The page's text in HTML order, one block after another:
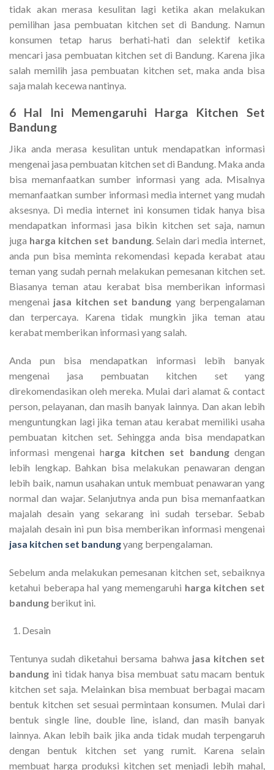
tidak akan merasa kesulitan lagi ketika akan melakukan
pemilihan jasa pembuatan kitchen set di Bandung. Namun
konsumen tetap harus berhati-hati dan selektif ketika
mencari jasa pembuatan kitchen set di Bandung. Karena jika
salah memilih jasa pembuatan kitchen set, maka anda bisa
saja malah kecewa nantinya.
6 Hal Ini Memengaruhi Harga Kitchen Set
Bandung
Jika anda merasa kesulitan untuk mendapatkan informasi
mengenai jasa pembuatan kitchen set di Bandung. Maka anda
bisa memanfaatkan sumber informasi yang ada. Misalnya
memanfaatkan sumber informasi media internet yang mudah
aksesnya. Di media internet ini konsumen tidak hanya bisa
mendapatkan informasi jasa bikin kitchen set saja, namun
juga harga kitchen set bandung. Selain dari media internet,
anda pun bisa meminta rekomendasi kepada kerabat atau
teman yang sudah pernah melakukan pemesanan kitchen set.
Biasanya teman atau kerabat bisa memberikan informasi
mengenai jasa kitchen set bandung yang berpengalaman
dan terpercaya. Karena tidak mungkin jika teman atau
kerabat memberikan informasi yang salah.
Anda pun bisa mendapatkan informasi lebih banyak
mengenai jasa pembuatan kitchen set yang
direkomendasikan oleh mereka. Mulai dari alamat & contact
person, pelayanan, dan masih banyak lainnya. Dan akan lebih
menguntungkan lagi jika teman atau kerabat memiliki usaha
pembuatan kitchen set. Sehingga anda bisa mendapatkan
informasi mengenai harga kitchen set bandungdengan
lebih lengkap. Bahkan bisa melakukan penawaran dengan
lebih baik, namun usahakan untuk membuat penawaran yang
normal dan wajar. Selanjutnya anda pun bisa memanfaatkan
majalah desain yang sekarang ini sudah tersebar. Sebab
majalah desain ini pun bisa memberikan informasi mengenai
jasa kitchen set bandungyang berpengalaman.
Sebelum anda melakukan pemesanan kitchen set, sebaiknya
ketahui beberapa hal yang memengaruhi harga kitchen set
bandung berikut ini.
Desain
Tentunya sudah diketahui bersama bahwa jasa kitchen set
bandung ini tidak hanya bisa membuat satu macam bentuk
kitchen set saja. Melainkan bisa membuat berbagai macam
bentuk kitchen set sesuai permintaan konsumen. Mulai dari
bentuk single line, double line, island, dan masih banyak
lainnya. Akan lebih baik jika anda tidak mudah terpengaruh
dengan bentuk kitchen set yang rumit. Karena selain
membuat harga produksi kitchen set menjadi lebih mahal,